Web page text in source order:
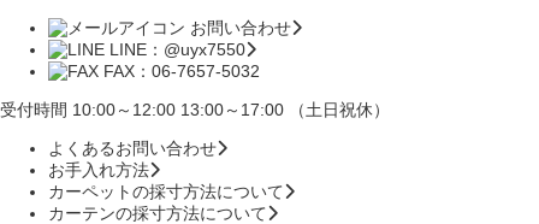
お問い合わせ
LINE：@uyx7550
FAX：06-7657-5032
受付時間 10:00～12:00 13:00～17:00 （土日祝休）
よくあるお問い合わせ
お手入れ方法
カーペットの採寸方法について
カーテンの採寸方法について